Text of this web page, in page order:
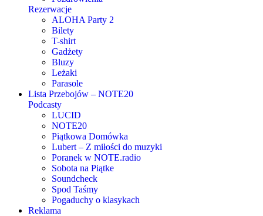
Rezerwacje
ALOHA Party 2
Bilety
T-shirt
Gadżety
Bluzy
Leżaki
Parasole
Lista Przebojów – NOTE20
Podcasty
LUCID
NOTE20
Piątkowa Domówka
Lubert – Z miłości do muzyki
Poranek w NOTE.radio
Sobota na Piątke
Soundcheck
Spod Taśmy
Pogaduchy o klasykach
Reklama